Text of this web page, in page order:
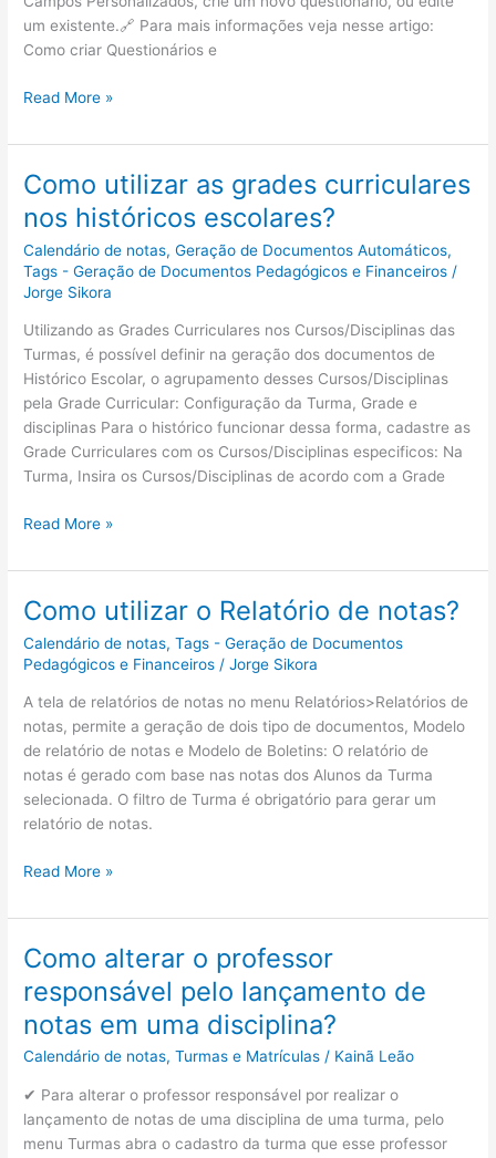
Notas?
um existente.🔗 Para mais informações veja nesse artigo:
Como criar Questionários e
Notas
Como
um
formulário
para
disciplinas
da
para
liberar
as
notas
ao
aluno
após
Read More »
Como utilizar as grades curriculares
nos históricos escolares?
Calendário de notas,Geração de Documentos Automáticos,
Tags - Geração de Documentos Pedagógicos e Financeiros /
Jorge Sikora
Utilizando as Grades Curriculares nos Cursos/Disciplinas das
Turmas, é possível definir na geração dos documentos de
Histórico Escolar, o agrupamento desses Cursos/Disciplinas
pela Grade Curricular: Configuração da Turma, Grade e
disciplinas Para o histórico funcionar dessa forma, cadastre as
Grade Curriculares com os Cursos/Disciplinas especificos: Na
Turma, Insira os Cursos/Disciplinas de acordo com a Grade
Como
as
curriculares
nos
históricos
escolares?
Read More »
Como utilizar o Relatório de notas?
Calendário de notas,Tags - Geração de Documentos
Pedagógicos e Financeiros /Jorge Sikora
A tela de relatórios de notas no menu Relatórios>Relatórios de
notas, permite a geração de dois tipo de documentos, Modelo
de relatório de notas e Modelo de Boletins: O relatório de
notas é gerado com base nas notas dos Alunos da Turma
selecionada. O filtro de Turma é obrigatório para gerar um
relatório de notas.
Como
o
de
notas?
Read More »
Como alterar o professor
responsável pelo lançamento de
notas em uma disciplina?
Calendário de notas,Turmas e Matrículas / Kainã Leão
✔ Para alterar o professor responsável por realizar o
lançamento de notas de uma disciplina de uma turma, pelo
menu Turmas abra o cadastro da turma que esse professor